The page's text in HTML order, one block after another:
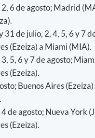
6 de agosto; Madrid
31 de julio, 2, 4, 5, 6 y 7
(Ezeiza) a Miami (MIA).
5, 6 y 7 de agosto;
(Ezeiza).
Buenos Aires
de agosto; Nueva York
(Ezeiza).